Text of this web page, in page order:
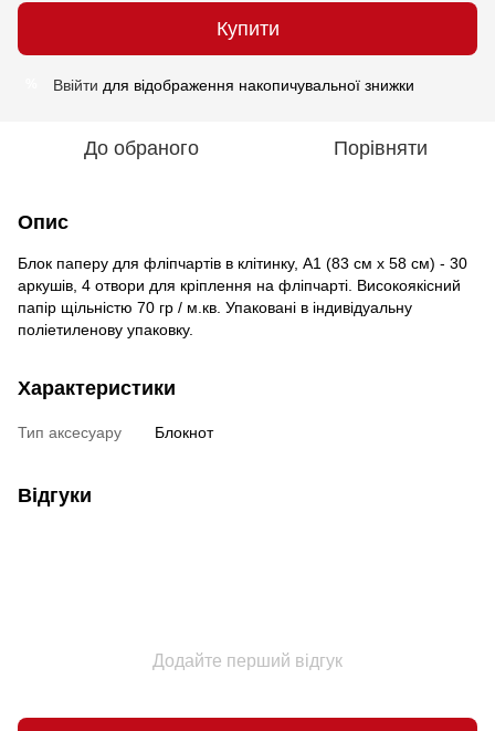
Купити
Ввійти для відображення накопичувальної знижки
До обраного Порівняти
Опис
Блок паперу для фліпчартів в клітинку, A1 (83 см х 58 см) - 30
аркушів, 4 отвори для кріплення на фліпчарті. Високоякісний
папір щільністю 70 гр / м.кв. Упаковані в індивідуальну
поліетиленову упаковку.
Характеристики
Тип аксесуару Блокнот
Відгуки
Додайте перший відгук